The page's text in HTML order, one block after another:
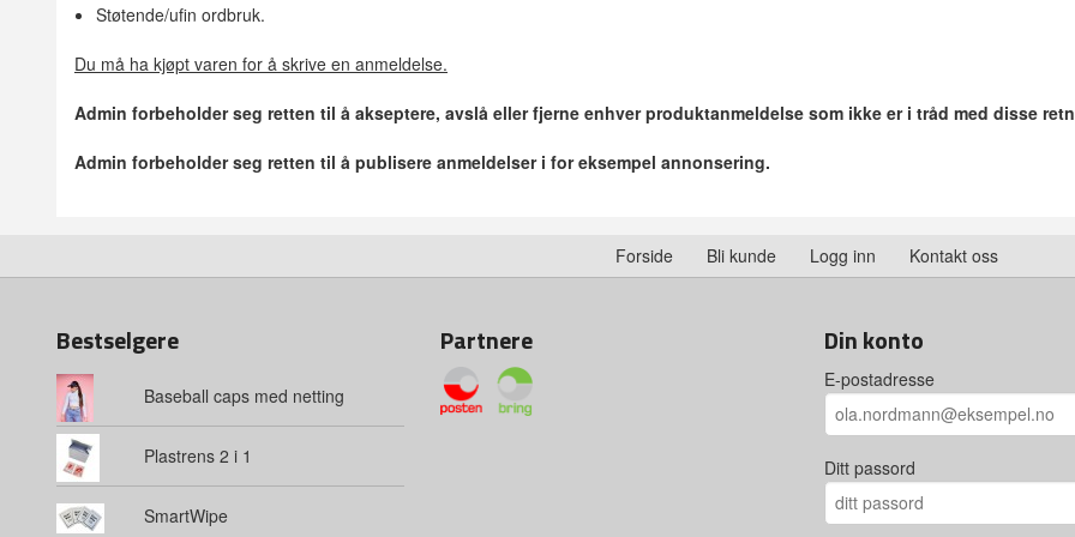
Støtende/ufin ordbruk.
Du må ha kjøpt varen for å skrive en anmeldelse.
Admin forbeholder seg retten til å akseptere, avslå eller fjerne enhver produktanmeldelse som ikke er i tråd med disse
Admin forbeholder seg retten til å publisere anmeldelser i for eksempel annonsering.
Forside Bli kunde Logg inn Kontakt oss
Bestselgere
Baseball caps med netting
Plastrens 2 i 1
SmartWipe
Partnere Din konto
E-postadresse
Ditt passord